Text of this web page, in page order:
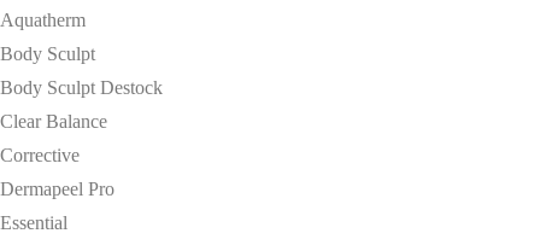
Aquatherm
Body Sculpt
Body Sculpt Destock
Clear Balance
Corrective
Dermapeel Pro
Essential